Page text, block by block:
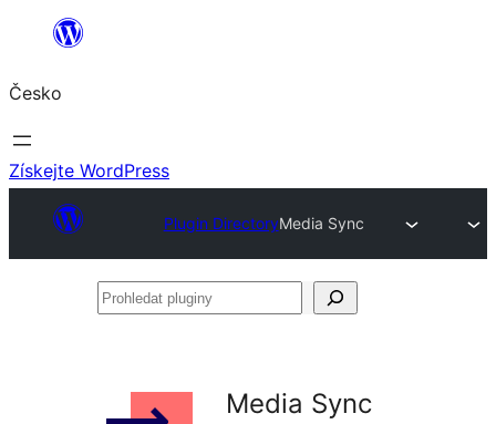
Přeskočit
obsah
Česko
Získejte WordPress
Plugin DirectoryMedia Sync
Prohledat
Media Sync